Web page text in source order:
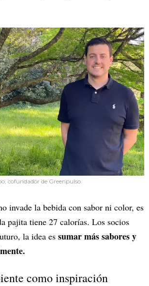
cofundador de Greenpulso.
invade la bebida con sabor ni color, es
pajita tiene 27 calorías. Los socios
la idea es sumar más sabores y
como inspiración